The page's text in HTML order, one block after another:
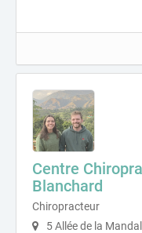
Centre
Blanchard
Chiropracteur
5 Allée de la